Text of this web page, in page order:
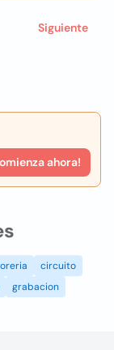
ahora!
Siguiente
circuito
grabacion